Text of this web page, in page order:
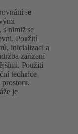
se
s nimiž se
Použití
inicializaci a
zařízení
Použití
technice
prostoru.
je